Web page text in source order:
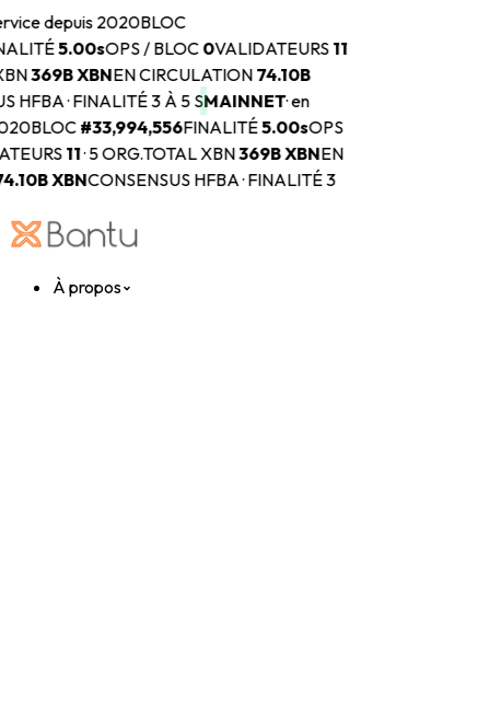
depuis 2020BLOC
5.00sOPS / BLOC 0VALIDATEURS 11
369BXBNEN CIRCULATION 74.10B
HFBA · FINALITÉ 3 À 5 SMAINNET·en
BLOC #33,994,556FINALITÉ 5.00sOPS
11·5 ORG.TOTAL XBN 369BXBNEN
XBNCONSENSUS HFBA · FINALITÉ 3
À propos